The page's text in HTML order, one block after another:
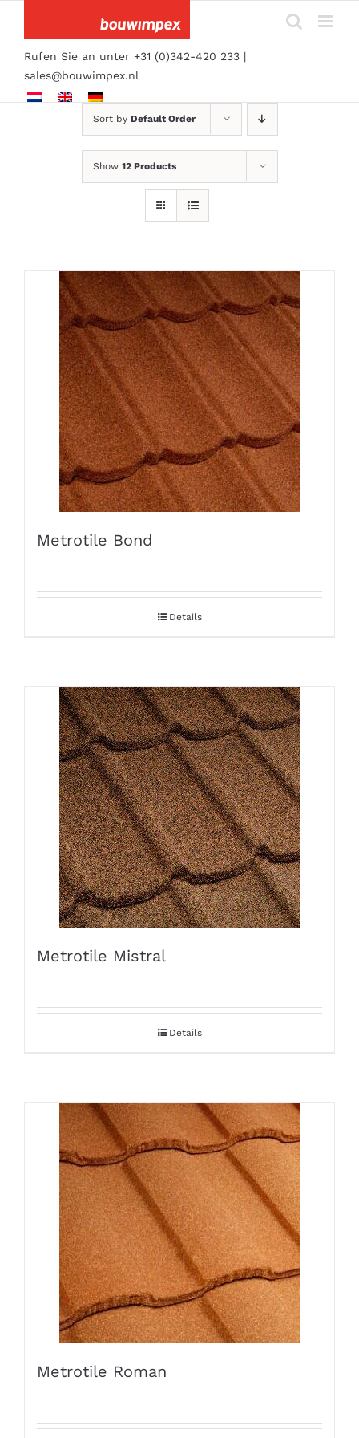
content
Rufen Sie an unter +31 (0)342-420 233 |
sales@bouwimpex.nl
Sort by Default Order
Show 12 Products
Metrotile Bond
Details
Metrotile Mistral
Details
Metrotile Roman